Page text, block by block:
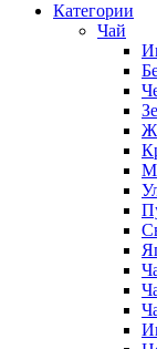
Категории
Чай